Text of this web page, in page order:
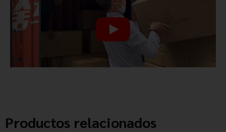
Productos relacionados